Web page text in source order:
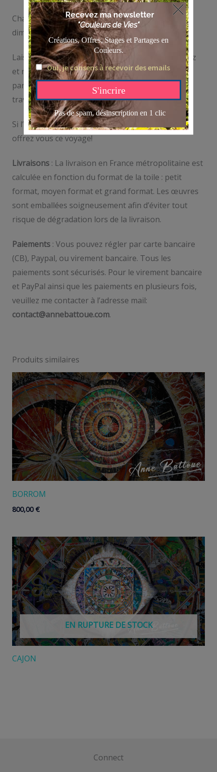
Chaque toile est unique! de par ses couleurs, ses
dimensions et ses histoires..
Laissez vous traverser par vos émotions, imaginez
et ressentez les.. ces récits et ces rêves, qui nous
parlent, nous murmurent à travers vos vies et à
travers mes toiles.
Si l’une d’entre elles vous parlent, n’hésitez pas et
offrez vous ce voyage!
Livraisons: La livraison en France métropolitaine est
calculée en fonction du format de la toile : petit
format, moyen format et grand format. Les œuvres
sont emballées soigneusement afin d’éviter tout
risque de dégradation lors de la livraison.
Paiements: Vous pouvez régler par carte bancaire
(CB), Paypal, ou virement bancaire. Tous les
paiements sont sécurisés. Pour le virement bancaire
et PayPal ainsi que les paiements en plusieurs fois,
veuillez me contacter à l’adresse mail:
contact@annebattoue.com.
Produits similaires
BORROM
800,00€
EN RUPTURE DE STOCK
CAJON
Connect